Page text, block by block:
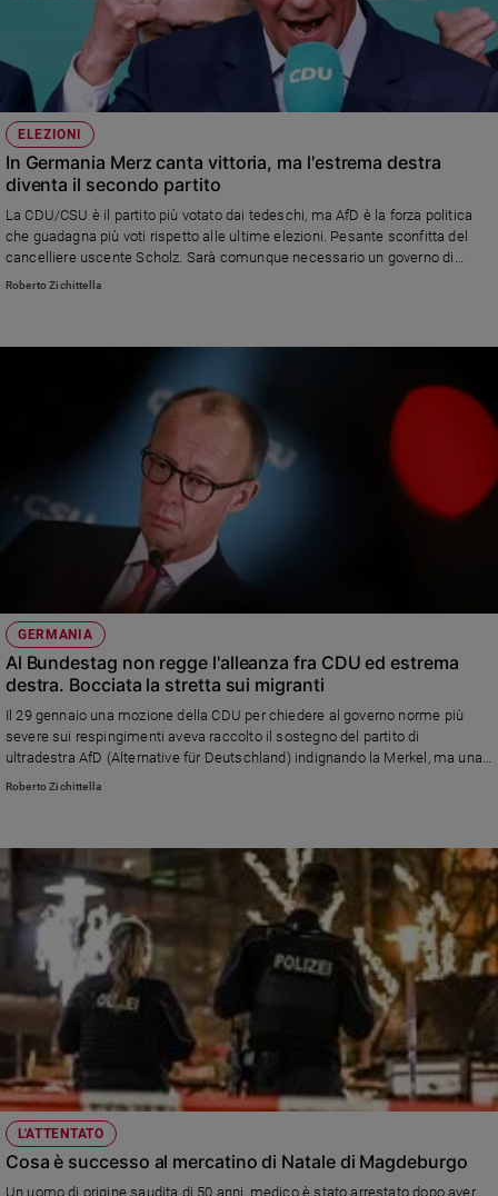
Video
Podcast
Privacy
Policy
Chi
ELEZIONI
In Germania Merz canta vittoria, ma l'estrema destra
diventa il secondo partito
La CDU/CSU è il partito più votato dai tedeschi, ma AfD è la forza politica
che guadagna più voti rispetto alle ultime elezioni. Pesante sconfitta del
cancelliere uscente Scholz. Sarà comunque necessario un governo di
coalizione
Roberto Zichittella
GERMANIA
Al Bundestag non regge l'alleanza fra CDU ed estrema
destra. Bocciata la stretta sui migranti
Il 29 gennaio una mozione della CDU per chiedere al governo norme più
severe sui respingimenti aveva raccolto il sostegno del partito di
ultradestra AfD (Alternative für Deutschland) indignando la Merkel, ma una
proposta di legge in materia di migrazione votata ieri è stata respinta. Nel
Roberto Zichittella
L'ATTENTATO
Cosa è successo al mercatino di Natale di Magdeburgo
Un uomo di origine saudita di 50 anni, medico è stato arrestato dopo aver